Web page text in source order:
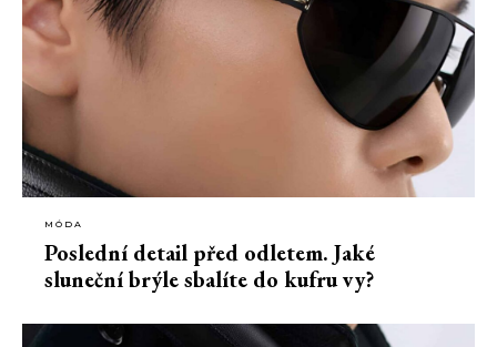
MÓDA
Poslední detail před odletem. Jaké
sluneční brýle sbalíte do kufru vy?